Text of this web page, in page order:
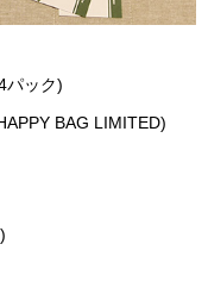
パック)
BAG LIMITED)